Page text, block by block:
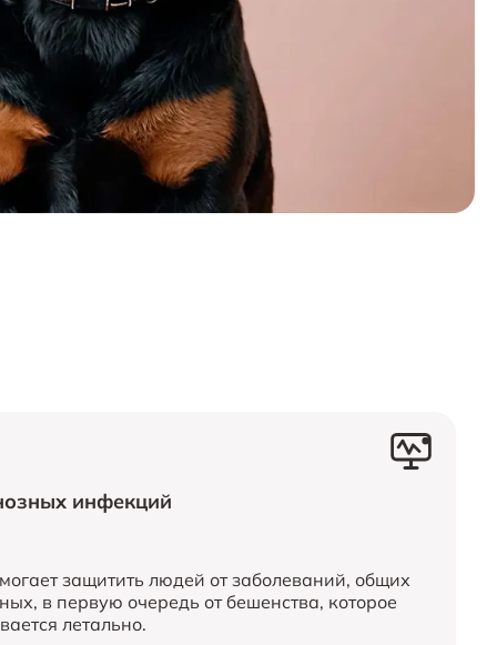
инфекций
защитить людей от заболеваний, общих
в первую очередь от бешенства, которое
летально.